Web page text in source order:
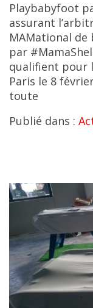
Playbabyfoot
assurant
MAMational
par
qualifient pour
Paris le 8
toute
Publié dans :